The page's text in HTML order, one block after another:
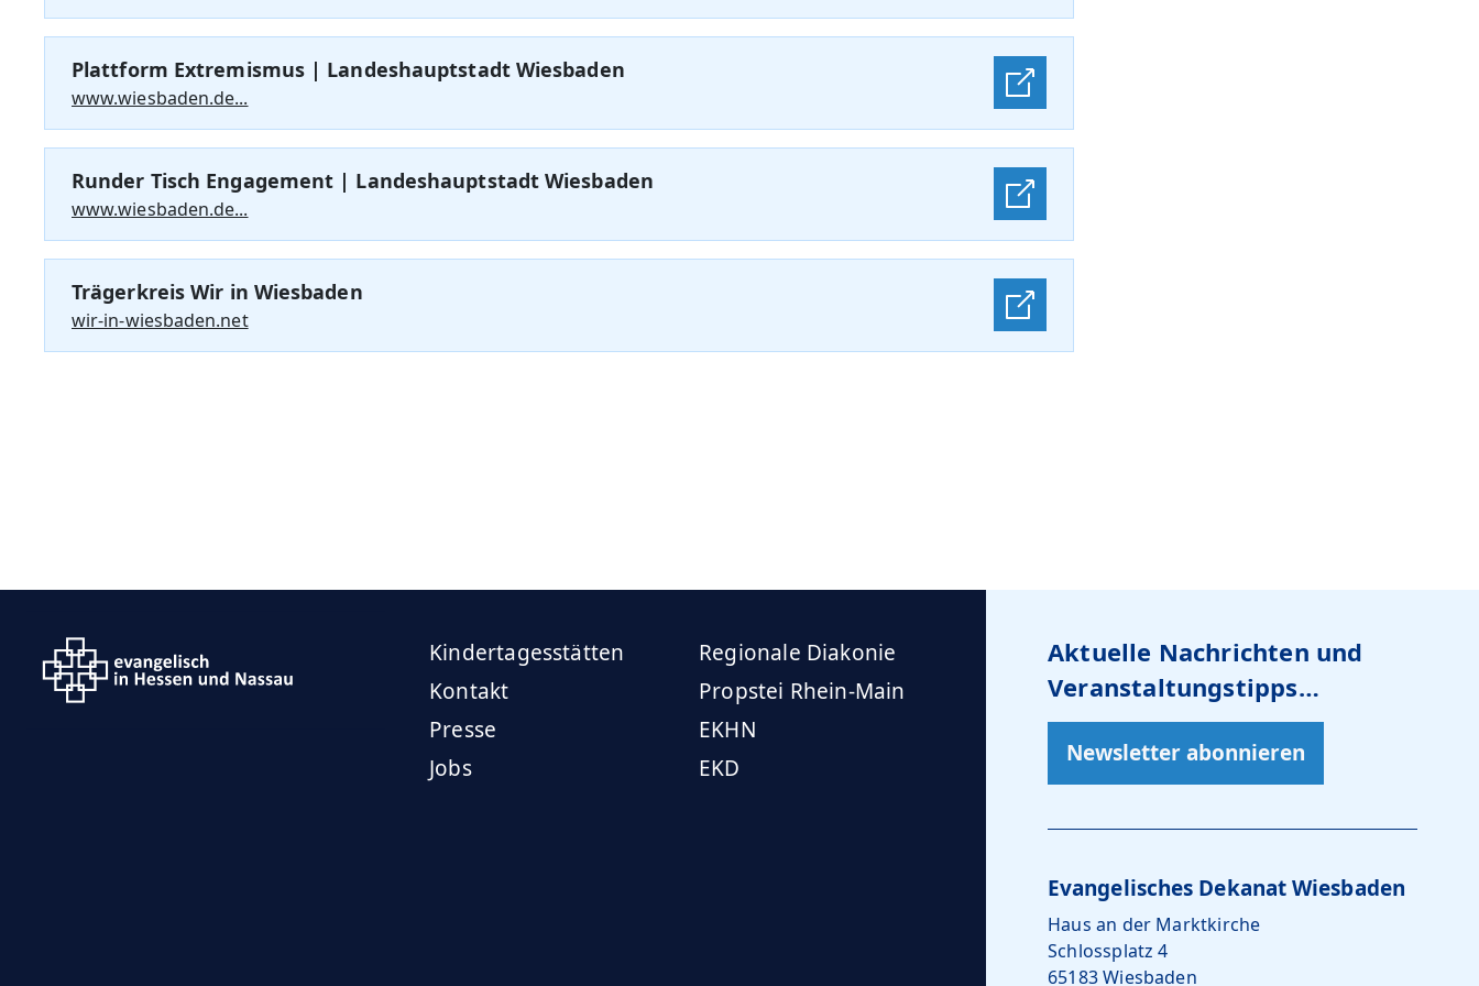
Plattform Extremismus | Landeshauptstadt Wiesbaden
www.wiesbaden.de...
Runder Tisch Engagement | Landeshauptstadt Wiesbaden
www.wiesbaden.de...
Trägerkreis Wir in Wiesbaden
wir-in-wiesbaden.net
Kindertagesstätten
Kontakt
Presse
Jobs
Regionale Diakonie
Propstei Rhein-Main
EKHN
EKD
Aktuelle Nachrichten und
Veranstaltungstipps…
Newsletter abonnieren
Evangelisches Dekanat Wiesbaden
Haus an der Marktkirche
Schlossplatz 4
65183 Wiesbaden